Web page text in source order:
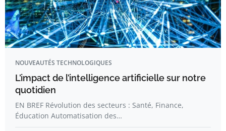
NOUVEAUTÉS TECHNOLOGIQUES
L’impact de l’intelligence artificielle sur notre
quotidien
EN BREF Révolution des secteurs : Santé, Finance,
Éducation Automatisation des…